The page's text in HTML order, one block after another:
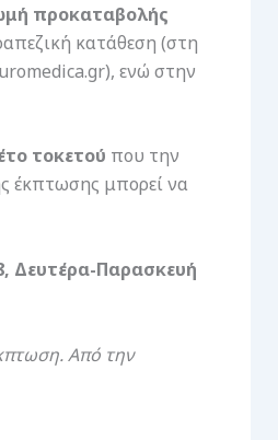
προκαταβολής
κατάθεση (στη
ενώ στην
τοκετού που την
έκπτωσης μπορεί να
Δευτέρα-Παρασκευή
Από την